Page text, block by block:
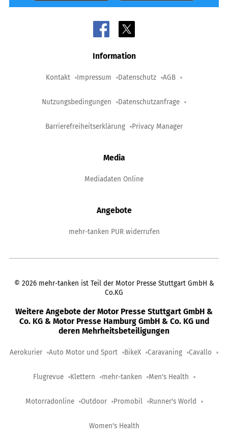
Information
Kontakt Impressum Datenschutz AGB
Nutzungsbedingungen Datenschutzanfrage
Barrierefreiheitserklärung Privacy Manager
Media
Mediadaten Online
Angebote
mehr-tanken PUR widerrufen
© 2026 mehr-tanken ist Teil der Motor Presse Stuttgart GmbH &
Co.KG
Weitere Angebote der Motor Presse Stuttgart GmbH &
Co. KG & Motor Presse Hamburg GmbH & Co. KG und
deren Mehrheitsbeteiligungen
Aerokurier Auto Motor und Sport BikeX Caravaning Cavallo
Flugrevue Klettern mehr-tanken Men's Health
Motorradonline Outdoor Promobil Runner's World
Women's Health